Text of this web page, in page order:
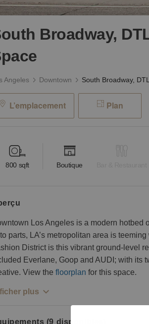
Broadway,
Angeles Downtown
L’emplacement Plan
800 sqft Boutique
Los Angeles is a modern hotbed
parts, LA’s metropolitan area is
District is this vibrant ground-level
Everlane, Goop and AUDI; with its
View the floorplan for this space.
plus
(9 disponibles)